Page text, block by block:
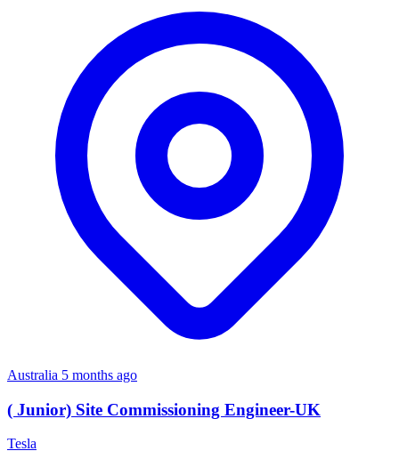
Australia 5 months ago
( Junior) Site Commissioning Engineer-UK
Tesla